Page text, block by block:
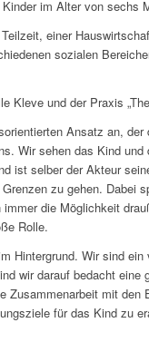
im Alter von sechs
einer
sozialen
Kleve und der Praxis
Ansatz an,
Wir sehen das Kind
ist selber der Akteur
zu gehen. Dabei
die Möglichkeit
Rolle.
Hintergrund. Wir sind
wir darauf bedacht eine
Zusammenarbeit mit den
für das Kind zu